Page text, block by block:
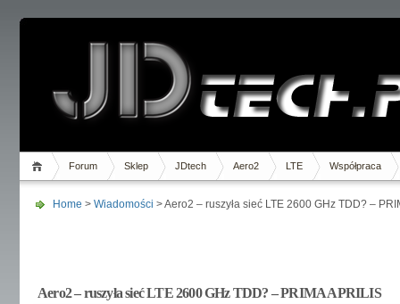
Forum Sklep JDtech Aero2 LTE Współpraca
Home > Wiadomości > Aero2 – ruszyła sieć LTE 2600 GHz TDD? –
Aero2 – ruszyła sieć LTE 2600 GHz TDD? – PRIMA APRILIS